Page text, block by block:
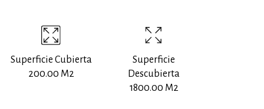
Superficie Cubierta
200.00 M2
Superficie
Descubierta
1800.00 M2